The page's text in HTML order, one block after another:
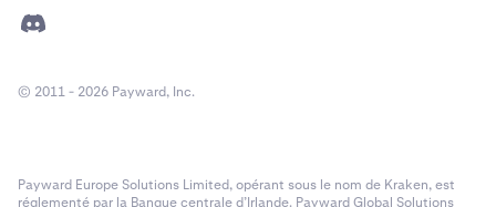
© 2011 - 2026 Payward, Inc.
Payward Europe Solutions Limited, opérant sous le nom de Kraken, est
réglementé par la Banque centrale d’Irlande. Payward Global Solutions